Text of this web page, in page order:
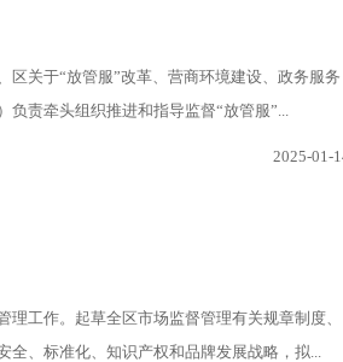
关于“放管服”改革、营商环境建设、政务服务
责牵头组织推进和指导监督“放管服”...
2025-01-
工作。起草全区市场监督管理有关规章制度、
全、标准化、知识产权和品牌发展战略，拟...